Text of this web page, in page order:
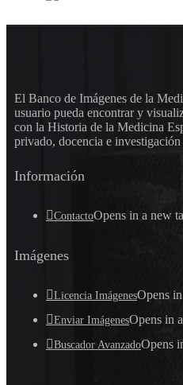
El Banco de Imágenes de la
usuario pueda encontrar y
con la Historia de la Medicina
privado, docencia e investigación
Información
ContactoOpens in a new
Imágenes
Licencia ImágenesOpens
Enviar ImágenesOpens in
Buscador AvanzadoOpens